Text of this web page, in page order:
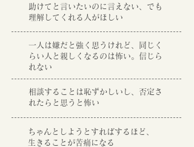
助けてと言いたいのに言えない、でも
理解してくれる人がほしい
​ 一人は嫌だと強く思うけれど、同じく
らい人と親しくなるのは怖い。信じら
れない
相談することは恥ずかしいし、否定さ
れたらと思うと怖い
ちゃんとしようとすればするほど、
生きることが苦痛になる